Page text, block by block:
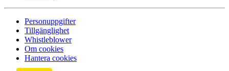
Personuppgifter
Tillgänglighet
Whistleblower
Om cookies
Hantera cookies